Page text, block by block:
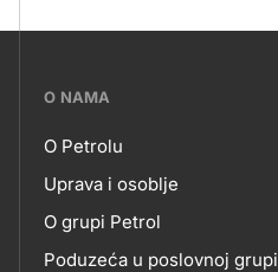
???
skupno.footer-
title???
O NAMA
O
NAMA
O Petrolu
Uprava i osoblje
O grupi Petrol
Poduzeća u poslovnoj grupi